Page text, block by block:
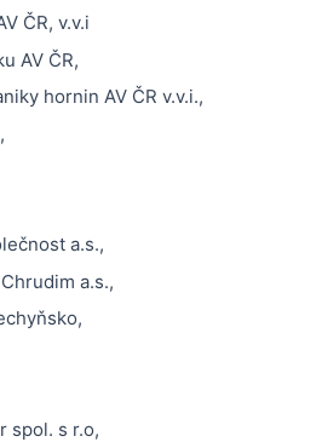
ČR, v.v.i
AV ČR,
hornin AV ČR v.v.i.,
a.s.,
a.s.,
spol. s r.o,